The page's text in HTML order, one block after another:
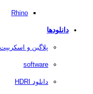
Rhino
دانلودها
پلاگین و اسکریپت
software
دانلود HDRI